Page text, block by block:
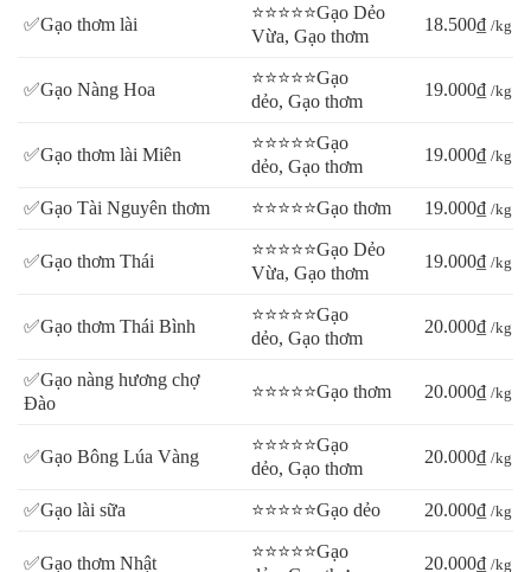
✅Gạo thơm lài
⭐⭐⭐⭐⭐Gạo Dẻo
Vừa, Gạo thơm
18.500₫ /kg
✅Gạo Nàng Hoa
⭐⭐⭐⭐⭐Gạo
dẻo, Gạo thơm
19.000₫ /kg
✅Gạo thơm lài Miên
⭐⭐⭐⭐⭐Gạo
dẻo, Gạo thơm
19.000₫ /kg
✅Gạo Tài Nguyên thơm ⭐⭐⭐⭐⭐Gạo thơm 19.000₫ /kg
✅Gạo thơm Thái
⭐⭐⭐⭐⭐Gạo Dẻo
Vừa, Gạo thơm
19.000₫ /kg
✅Gạo thơm Thái Bình
⭐⭐⭐⭐⭐Gạo
dẻo, Gạo thơm
20.000₫ /kg
✅Gạo nàng hương chợ
Đào
⭐⭐⭐⭐⭐Gạo thơm 20.000₫ /kg
✅Gạo Bông Lúa Vàng
⭐⭐⭐⭐⭐Gạo
dẻo, Gạo thơm
20.000₫ /kg
✅Gạo lài sữa ⭐⭐⭐⭐⭐Gạo dẻo 20.000₫ /kg
✅Gạo thơm Nhật
⭐⭐⭐⭐⭐Gạo
20.000₫ /kg